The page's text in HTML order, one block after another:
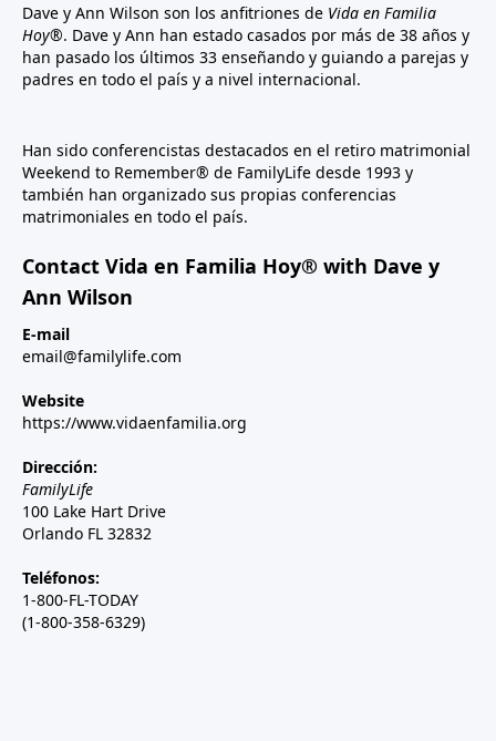
Dave y Ann Wilson son los anfitriones de Vida en Familia
Hoy®. Dave y Ann han estado casados por más de 38 años y
han pasado los últimos 33 enseñando y guiando a parejas y
padres en todo el país y a nivel internacional.
Han sido conferencistas destacados en el retiro matrimonial
Weekend to Remember® de FamilyLife desde 1993 y
también han organizado sus propias conferencias
matrimoniales en todo el país.
Contact Vida en Familia Hoy® with Dave y
Ann Wilson
E-mail
email@familylife.com
Website
https://www.vidaenfamilia.org
Dirección:
FamilyLife
100 Lake Hart Drive
Orlando FL 32832
Teléfonos:
1-800-FL-TODAY
(1-800-358-6329)